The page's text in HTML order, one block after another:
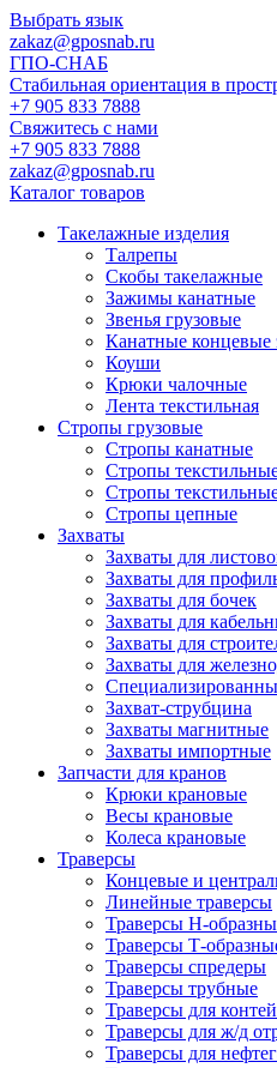
Выбрать язык
zakaz@gposnab.ru
ГПО-СНАБ
Стабильная ориентация в
+7 905 833 7888
Свяжитесь с нами
+7 905 833 7888
zakaz@gposnab.ru
Каталог товаров
Такелажные изделия
Талрепы
Скобы такелажные
Зажимы канатные
Звенья грузовые
Канатные концевые
Коуши
Крюки чалочные
Лента текстильная
Стропы грузовые
Стропы канатные
Стропы
Стропы
Стропы цепные
Захваты
Захваты для
Захваты для
Захваты для бочек
Захваты для
Захваты для
Захваты для
Захват-струбцина
Захваты магнитные
Захваты импортные
Запчасти для кранов
Крюки крановые
Весы крановые
Колеса крановые
Траверсы
Концевые и
Линейные траверсы
Траверсы Н-
Траверсы Т-
Траверсы спредеры
Траверсы трубные
Траверсы для
Траверсы для ж/д
Траверсы для